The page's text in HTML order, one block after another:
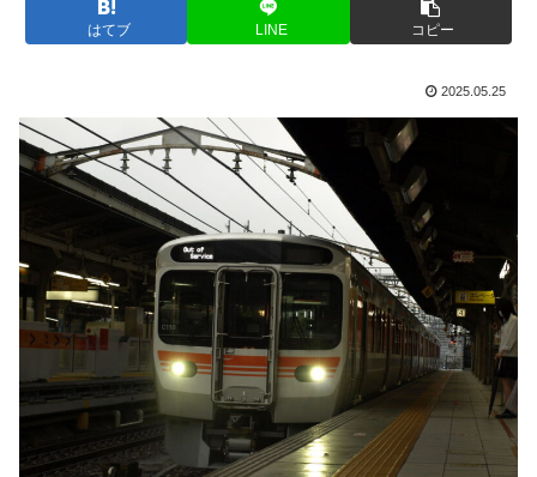
はてブ LINE コピー
2025.05.25